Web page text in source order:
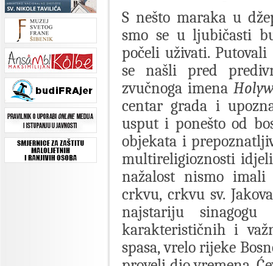
S nešto maraka u
smo se u ljubičasti
počeli uživati.
se našli pred
zvučnoga imena
centar grada i
usput i ponešto od
objekata i
multireligioznosti
nažalost nismo
crkvu, crkvu sv.
najstariju
karakterističnih i
spasa, vrelo rijeke